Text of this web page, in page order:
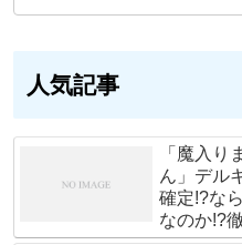
人気記事
「魔入り
ん」デル
確定!?な
なのか!?